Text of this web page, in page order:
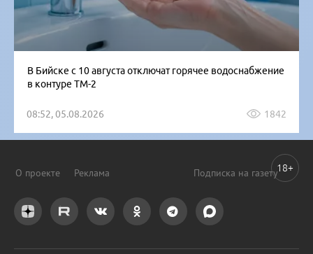
В Бийске с 10 августа отключат горячее водоснабжение
в контуре ТМ-2
08:52, 05.08.2026 1842
О проекте Реклама Подписка на газету18+